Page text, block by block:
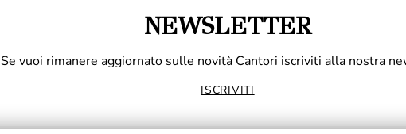
NEWSLETTER
Se vuoi rimanere aggiornato sulle novità Cantori iscriviti alla nostra
ISCRIVITI